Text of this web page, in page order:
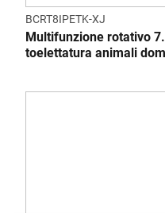
BCRT8IPETK-XJ
Multifunzione rotativo
toelettatura animali